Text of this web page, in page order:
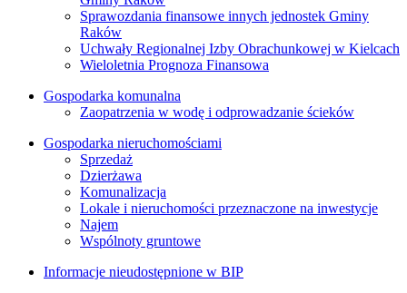
Sprawozdania finansowe innych jednostek Gminy
Raków
Uchwały Regionalnej Izby Obrachunkowej w Kielcach
Wieloletnia Prognoza Finansowa
Gospodarka komunalna
Zaopatrzenia w wodę i odprowadzanie ścieków
Gospodarka nieruchomościami
Sprzedaż
Dzierżawa
Komunalizacja
Lokale i nieruchomości przeznaczone na inwestycje
Najem
Wspólnoty gruntowe
Informacje nieudostępnione w BIP